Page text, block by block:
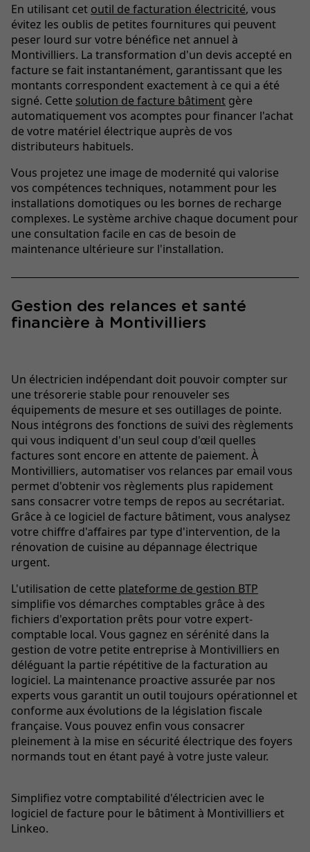
En utilisant cet outil de facturation électricité, vous
évitez les oublis de petites fournitures qui peuvent
peser lourd sur votre bénéfice net annuel à
Montivilliers. La transformation d'un devis accepté en
facture se fait instantanément, garantissant que les
montants correspondent exactement à ce qui a été
signé. Cette solution de facture bâtiment gère
automatiquement vos acomptes pour financer l'achat
de votre matériel électrique auprès de vos
distributeurs habituels.
Vous projetez une image de modernité qui valorise
vos compétences techniques, notamment pour les
installations domotiques ou les bornes de recharge
complexes. Le système archive chaque document pour
une consultation facile en cas de besoin de
maintenance ultérieure sur l'installation.
Gestion des relances et santé
financière à Montivilliers
Un électricien indépendant doit pouvoir compter sur
une trésorerie stable pour renouveler ses
équipements de mesure et ses outillages de pointe.
Nous intégrons des fonctions de suivi des règlements
qui vous indiquent d'un seul coup d'œil quelles
factures sont encore en attente de paiement. À
Montivilliers, automatiser vos relances par email vous
permet d'obtenir vos règlements plus rapidement
sans consacrer votre temps de repos au secrétariat.
Grâce à ce logiciel de facture bâtiment, vous analysez
votre chiffre d'affaires par type d'intervention, de la
rénovation de cuisine au dépannage électrique
urgent.
L'utilisation de cette plateforme de gestion BTP
simplifie vos démarches comptables grâce à des
fichiers d'exportation prêts pour votre expert-
comptable local. Vous gagnez en sérénité dans la
gestion de votre petite entreprise à Montivilliers en
déléguant la partie répétitive de la facturation au
logiciel. La maintenance proactive assurée par nos
experts vous garantit un outil toujours opérationnel et
conforme aux évolutions de la législation fiscale
française. Vous pouvez enfin vous consacrer
pleinement à la mise en sécurité électrique des foyers
normands tout en étant payé à votre juste valeur.
Simplifiez votre comptabilité d'électricien avec le
logiciel de facture pour le bâtiment à Montivilliers et
Linkeo.